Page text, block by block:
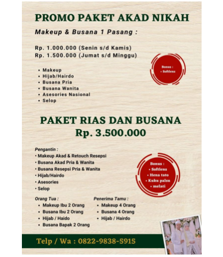
replica
watches.
watches.
https://www.stockswatches.com
anchor
https://